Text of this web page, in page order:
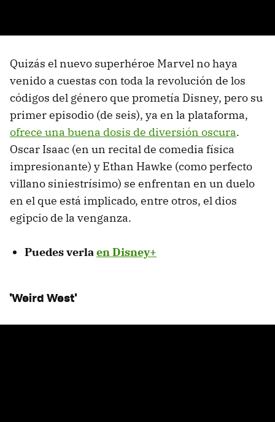
Quizás el nuevo superhéroe Marvel no haya
venido a cuestas con toda la revolución de los
códigos del género que prometía Disney, pero su
primer episodio (de seis), ya en la plataforma,
ofrece una buena dosis de diversión oscura.
Oscar Isaac (en un recital de comedia física
impresionante) y Ethan Hawke (como perfecto
villano siniestrísimo) se enfrentan en un duelo
en el que está implicado, entre otros, el dios
egipcio de la venganza.
Puedes verlaen Disney+
'Weird West'